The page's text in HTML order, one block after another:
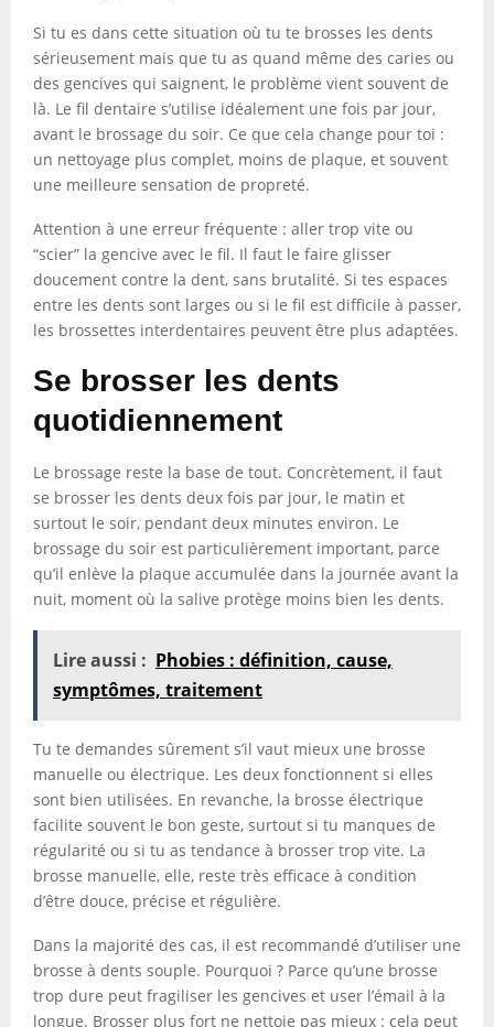
Si tu es dans cette situation où tu te brosses les dents
sérieusement mais que tu as quand même des caries ou
des gencives qui saignent, le problème vient souvent de
là. Le fil dentaire s’utilise idéalement une fois par jour,
avant le brossage du soir. Ce que cela change pour toi :
un nettoyage plus complet, moins de plaque, et souvent
une meilleure sensation de propreté.
Attention à une erreur fréquente : aller trop vite ou
“scier” la gencive avec le fil. Il faut le faire glisser
doucement contre la dent, sans brutalité. Si tes espaces
entre les dents sont larges ou si le fil est difficile à passer,
les brossettes interdentaires peuvent être plus adaptées.
Se brosser les dents
quotidiennement
Le brossage reste la base de tout. Concrètement, il faut
se brosser les dents deux fois par jour, le matin et
surtout le soir, pendant deux minutes environ. Le
brossage du soir est particulièrement important, parce
qu’il enlève la plaque accumulée dans la journée avant la
nuit, moment où la salive protège moins bien les dents.
Lire aussi : Phobies : définition, cause,
symptômes, traitement
Tu te demandes sûrement s’il vaut mieux une brosse
manuelle ou électrique. Les deux fonctionnent si elles
sont bien utilisées. En revanche, la brosse électrique
facilite souvent le bon geste, surtout si tu manques de
régularité ou si tu as tendance à brosser trop vite. La
brosse manuelle, elle, reste très efficace à condition
d’être douce, précise et régulière.
Dans la majorité des cas, il est recommandé d’utiliser une
brosse à dents souple. Pourquoi ? Parce qu’une brosse
trop dure peut fragiliser les gencives et user l’émail à la
longue. Brosser plus fort ne nettoie pas mieux : cela peut